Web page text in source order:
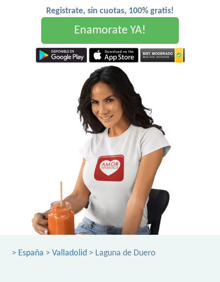
Registrate, sin cuotas, 100% gratis!
Enamorate YA!
> España > Valladolid > Laguna de Duero